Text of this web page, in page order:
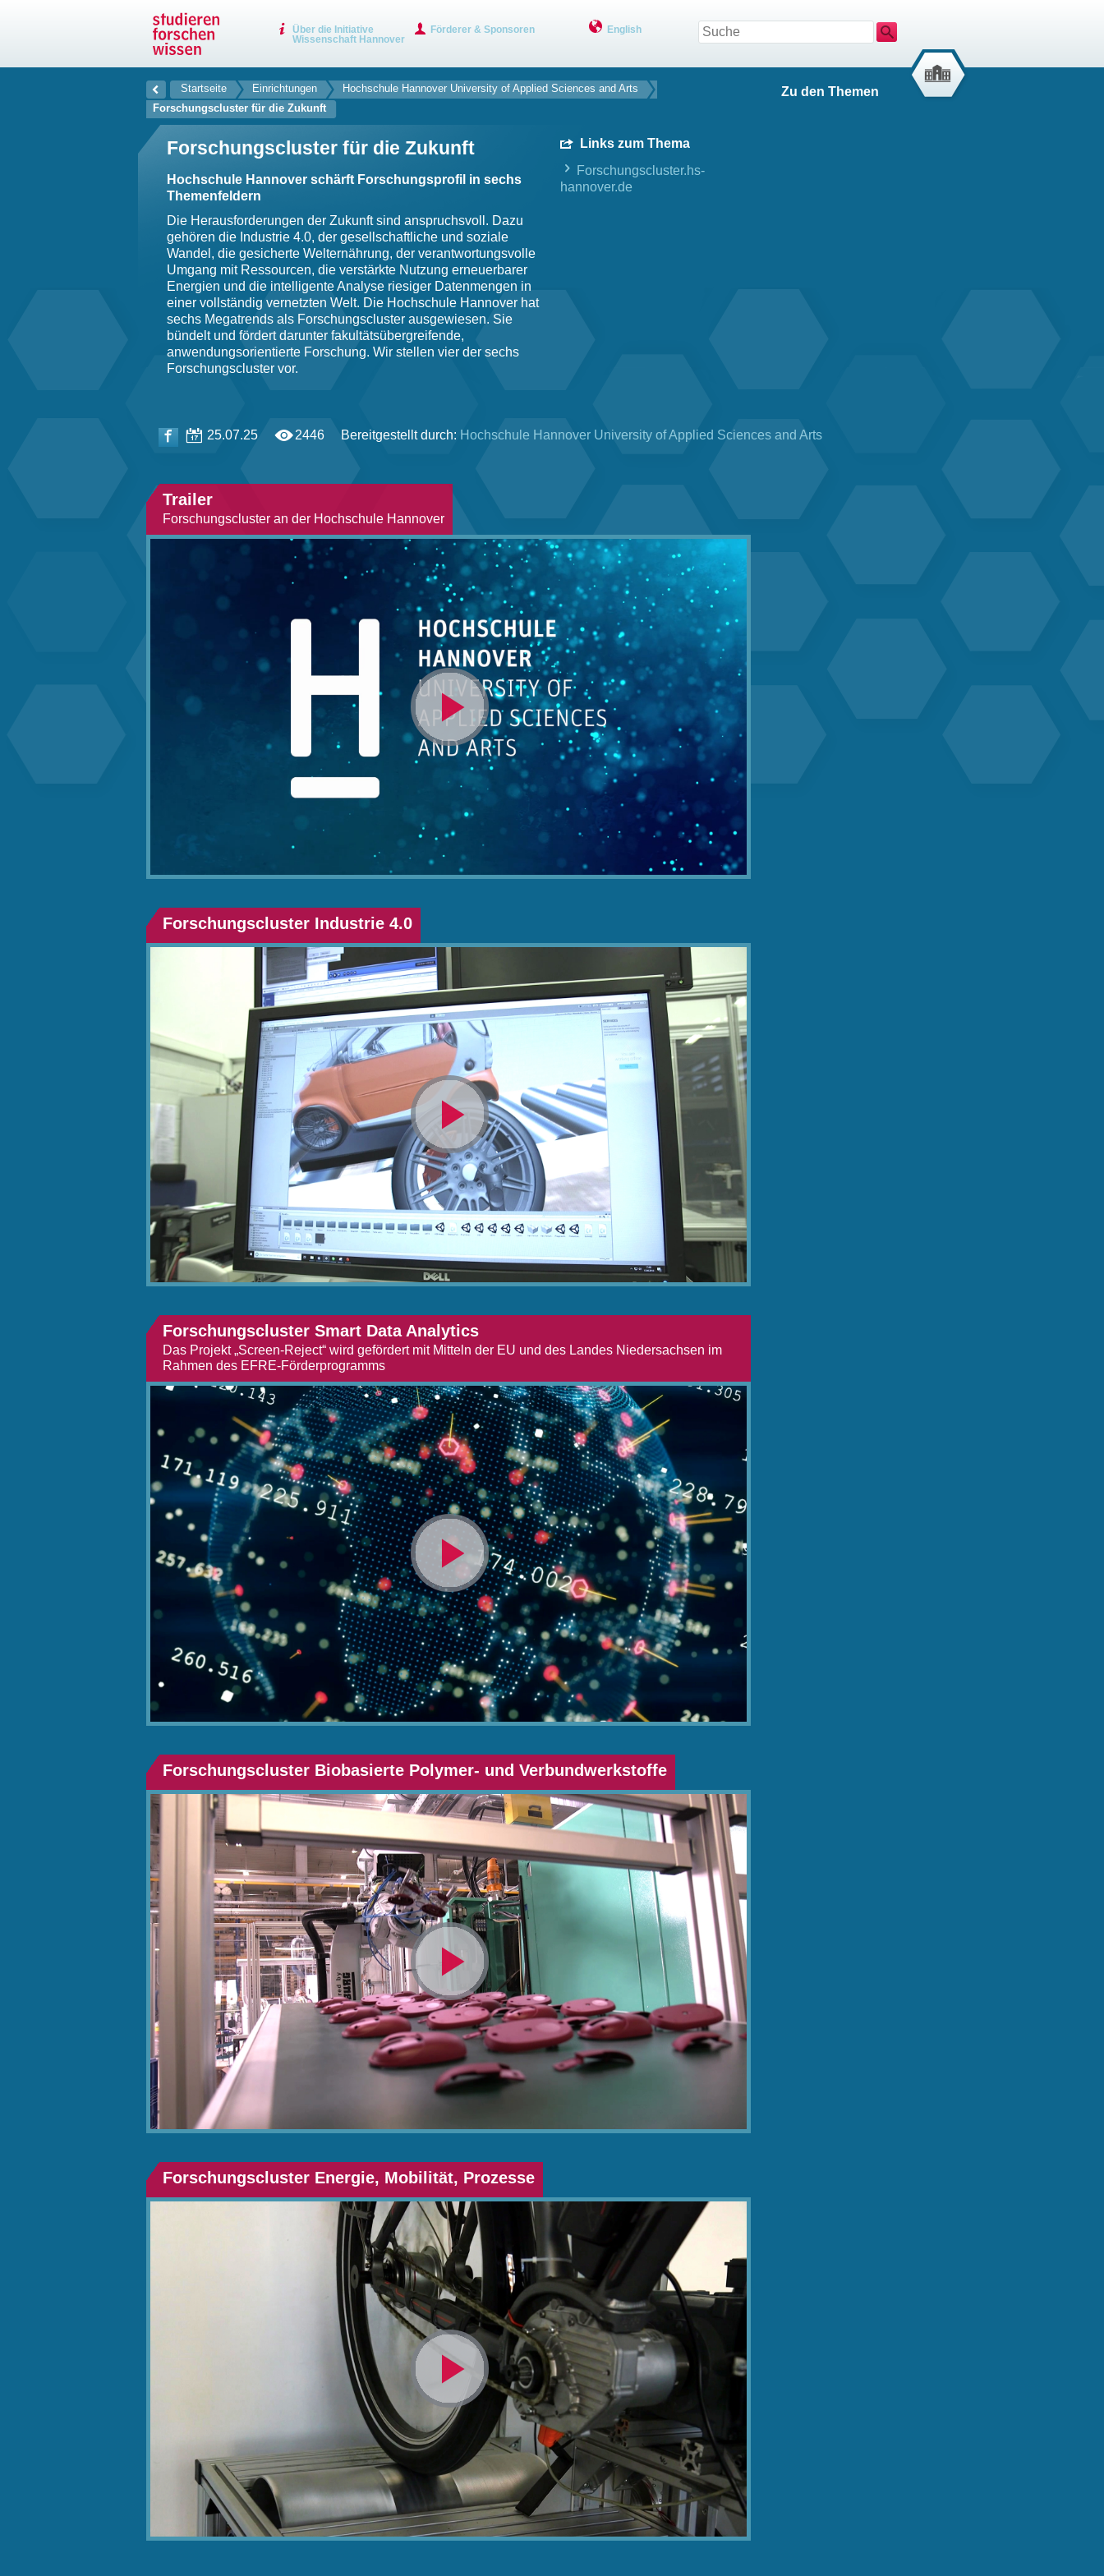
Über die Initiative
Wissenschaft Hannover
Förderer & Sponsoren English
Zu den Themen
Startseite Einrichtungen
Hochschule ­Hannover University of Applied Sciences and Arts
Forschungscluster für die Zukunft
Forschungscluster für die Zukunft
Hochschule Hannover schärft Forschungsprofil in sechs
Themenfeldern
Die Herausforderungen der Zukunft sind anspruchsvoll. Dazu
gehören die Industrie 4.0, der gesellschaftliche und soziale
Wandel, die gesicherte Welternährung, der verantwortungsvolle
Umgang mit Ressourcen, die verstärkte Nutzung erneuerbarer
Energien und die intelligente Analyse riesiger Datenmengen in
einer vollständig vernetzten Welt. Die Hochschule Hannover hat
sechs Megatrends als Forschungscluster ausgewiesen. Sie
bündelt und fördert darunter fakultätsübergreifende,
anwendungsorientierte Forschung. Wir stellen vier der sechs
Forschungscluster vor.
Links zum Thema
Forschungscluster.hs-
hannover.de
25.07.25 2446 Bereitgestellt durch: Hochschule ­Hannover University of Applied Sciences and Arts
Trailer
Forschungscluster an der Hochschule Hannover
Video
abspielen
Forschungscluster Industrie 4.0
Video
abspielen
Forschungscluster Smart Data Analytics
Das Projekt „Screen-Reject“ wird gefördert mit Mitteln der EU und des Landes Niedersachsen im
Rahmen des EFRE-Förderprogramms
Video
abspielen
Forschungscluster Biobasierte Polymer- und Verbundwerkstoffe
Video
abspielen
Forschungscluster Energie, Mobilität, Prozesse
Video
abspielen